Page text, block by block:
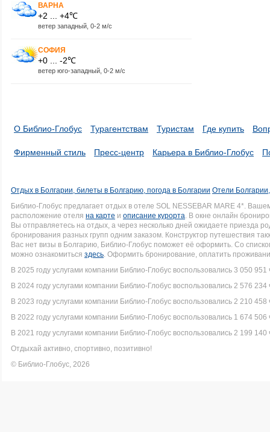
ВАРНА
+2 ... +4℃
ветер западный, 0-2 м/с
СОФИЯ
+0 ... -2℃
ветер юго-западный, 0-2 м/с
О Библио-Глобус Турагентствам Туристам Где купить
Фирменный стиль Пресс-центр Карьера в Библио-Глобус
Отдых в Болгарии, билеты в Болгарию, погода в Болгарии Отели
Библио-Глобус предлагает отдых в отеле SOL NESSEBAR MARE 4*.
расположение отеля на карте и описание курорта. В окне онлайн
Вы отправляетесь на отдых, а через несколько дней ожидаете приезда
бронирования разных групп одним заказом. Конструктор путешествия
Вас нет визы в Болгарию, Библио-Глобус поможет её оформить. Со
можно ознакомиться здесь. Оформить бронирование, оплатить
В 2025 году услугами компании Библио-Глобус воспользовались 3 050 951
В 2024 году услугами компании Библио-Глобус воспользовались 2 576 234
В 2023 году услугами компании Библио-Глобус воспользовались 2 210 458
В 2022 году услугами компании Библио-Глобус воспользовались 1 674 506
В 2021 году услугами компании Библио-Глобус воспользовались 2 199 140
Отдыхай активно, спортивно, позитивно!
© Библио-Глобус, 2026